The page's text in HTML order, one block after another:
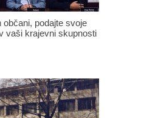
občani, podajte svoje
vaši krajevni skupnosti